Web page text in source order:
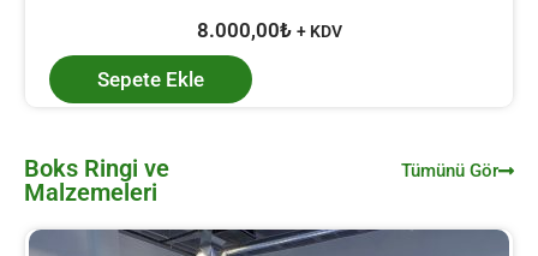
8.000,00₺ + KDV
Sepete Ekle
Boks Ringi ve
Malzemeleri
Tümünü Gör